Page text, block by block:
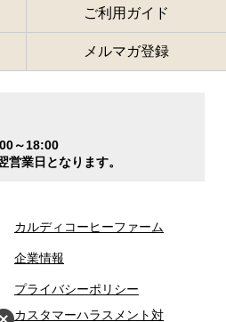
ご利用ガイド
メルマガ登録
～18:00
営業日となります。
カルディコーヒーファーム
企業情報
プライバシーポリシー
カスタマーハラスメント対